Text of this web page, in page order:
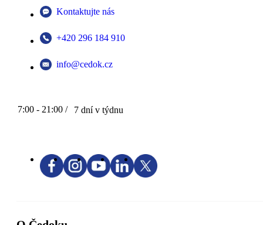
Kontaktujte nás
+420 296 184 910
info@cedok.cz
7:00 - 21:00 / 7 dní v týdnu